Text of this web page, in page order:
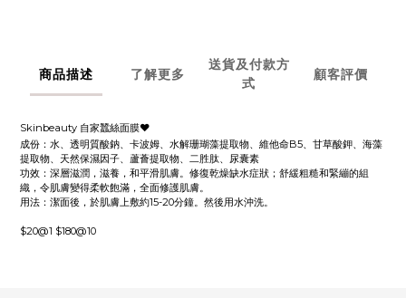
商品描述 了解更多
送貨及付款方
式
顧客評價
Skinbeauty 自家蠶絲面膜❤️
成份：水、透明質酸鈉、卡波姆、水解珊瑚藻提取物、維他命B5、甘草酸鉀、海藻
提取物、天然保濕因子、蘆薈提取物、二胜肽、尿囊素
功效：深層滋潤，滋養，和平滑肌膚。修復乾燥缺水症狀；舒緩粗糙和緊繃的組
織，令肌膚變得柔軟飽滿，全面修護肌膚。
用法：潔面後，於肌膚上敷約15-20分鐘。然後用水沖洗。
$20@1 $180@10